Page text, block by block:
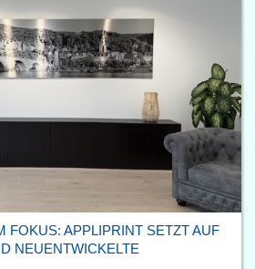
FOKUS: APPLIPRINT SETZT AUF
NEUENTWICKELTE